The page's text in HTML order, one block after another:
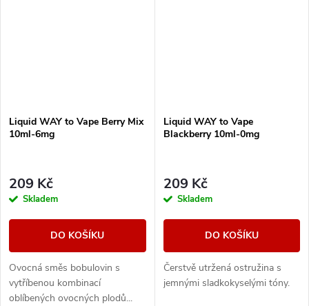
Liquid WAY to Vape Berry Mix
10ml-6mg
209 Kč
Skladem
DO KOŠÍKU
Ovocná směs bobulovin s
vytříbenou kombinací
oblíbených ovocných plodů...
Liquid WAY to Vape
Blackberry 10ml-0mg
209 Kč
Skladem
DO KOŠÍKU
Čerstvě utržená ostružina s
jemnými sladkokyselými tóny.